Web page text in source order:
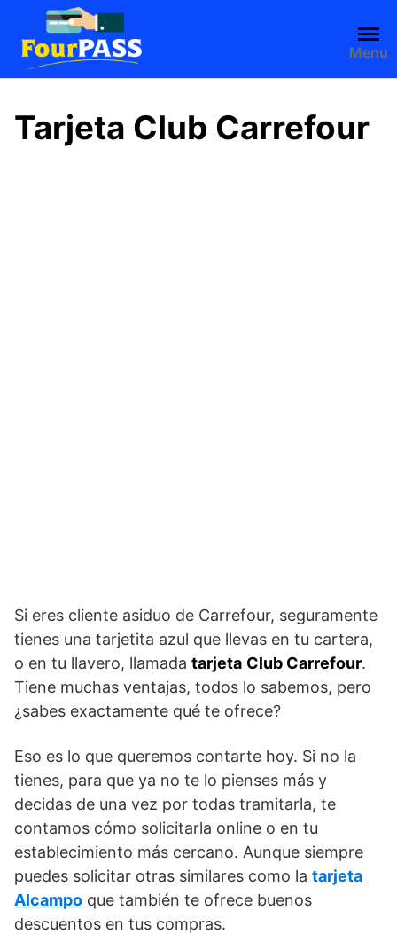
contenido
Menu
Tarjeta Club Carrefour
Si eres cliente asiduo de Carrefour, seguramente
tienes una tarjetita azul que llevas en tu cartera,
o en tu llavero, llamada tarjeta Club Carrefour.
Tiene muchas ventajas, todos lo sabemos, pero
¿sabes exactamente qué te ofrece?
Eso es lo que queremos contarte hoy. Si no la
tienes, para que ya no te lo pienses más y
decidas de una vez por todas tramitarla, te
contamos cómo solicitarla online o en tu
establecimiento más cercano. Aunque siempre
puedes solicitar otras similares como la tarjeta
Alcampo que también te ofrece buenos
descuentos en tus compras.